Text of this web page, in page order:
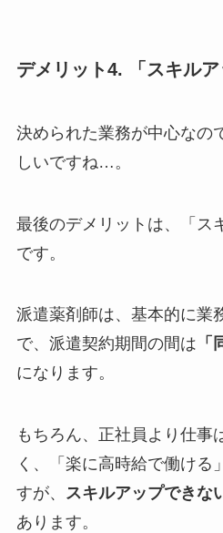
デメリット4. 「スキル
決められた業務が中心なの
しいですね…。
最後のデメリットは、「ス
です。
派遣薬剤師は、基本的に業
で、派遣契約期間の間は
になります。
もちろん、正社員より仕事
く、「楽に高時給で働ける
すが、 スキルアップできな
あります。